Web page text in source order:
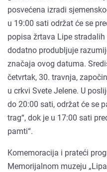
posvećena izradi
u 19:00 sati održat će se
popisa žrtava Lipe stradalih
dodatno produbljuje
značaja ovog datuma.
četvrtak, 30. travnja,
u crkvi Svete Jelene. U
do 20:00 sati, održat će se
trag“, dok je u 17:00 sati
pamti“.
Komemoracija i prateći
Memorijalnom muzeju